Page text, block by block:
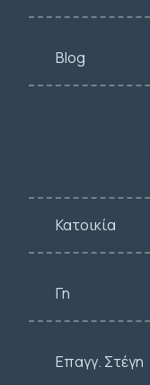
Blog
Κατοικία
Γη
Επαγγ. Στέγη